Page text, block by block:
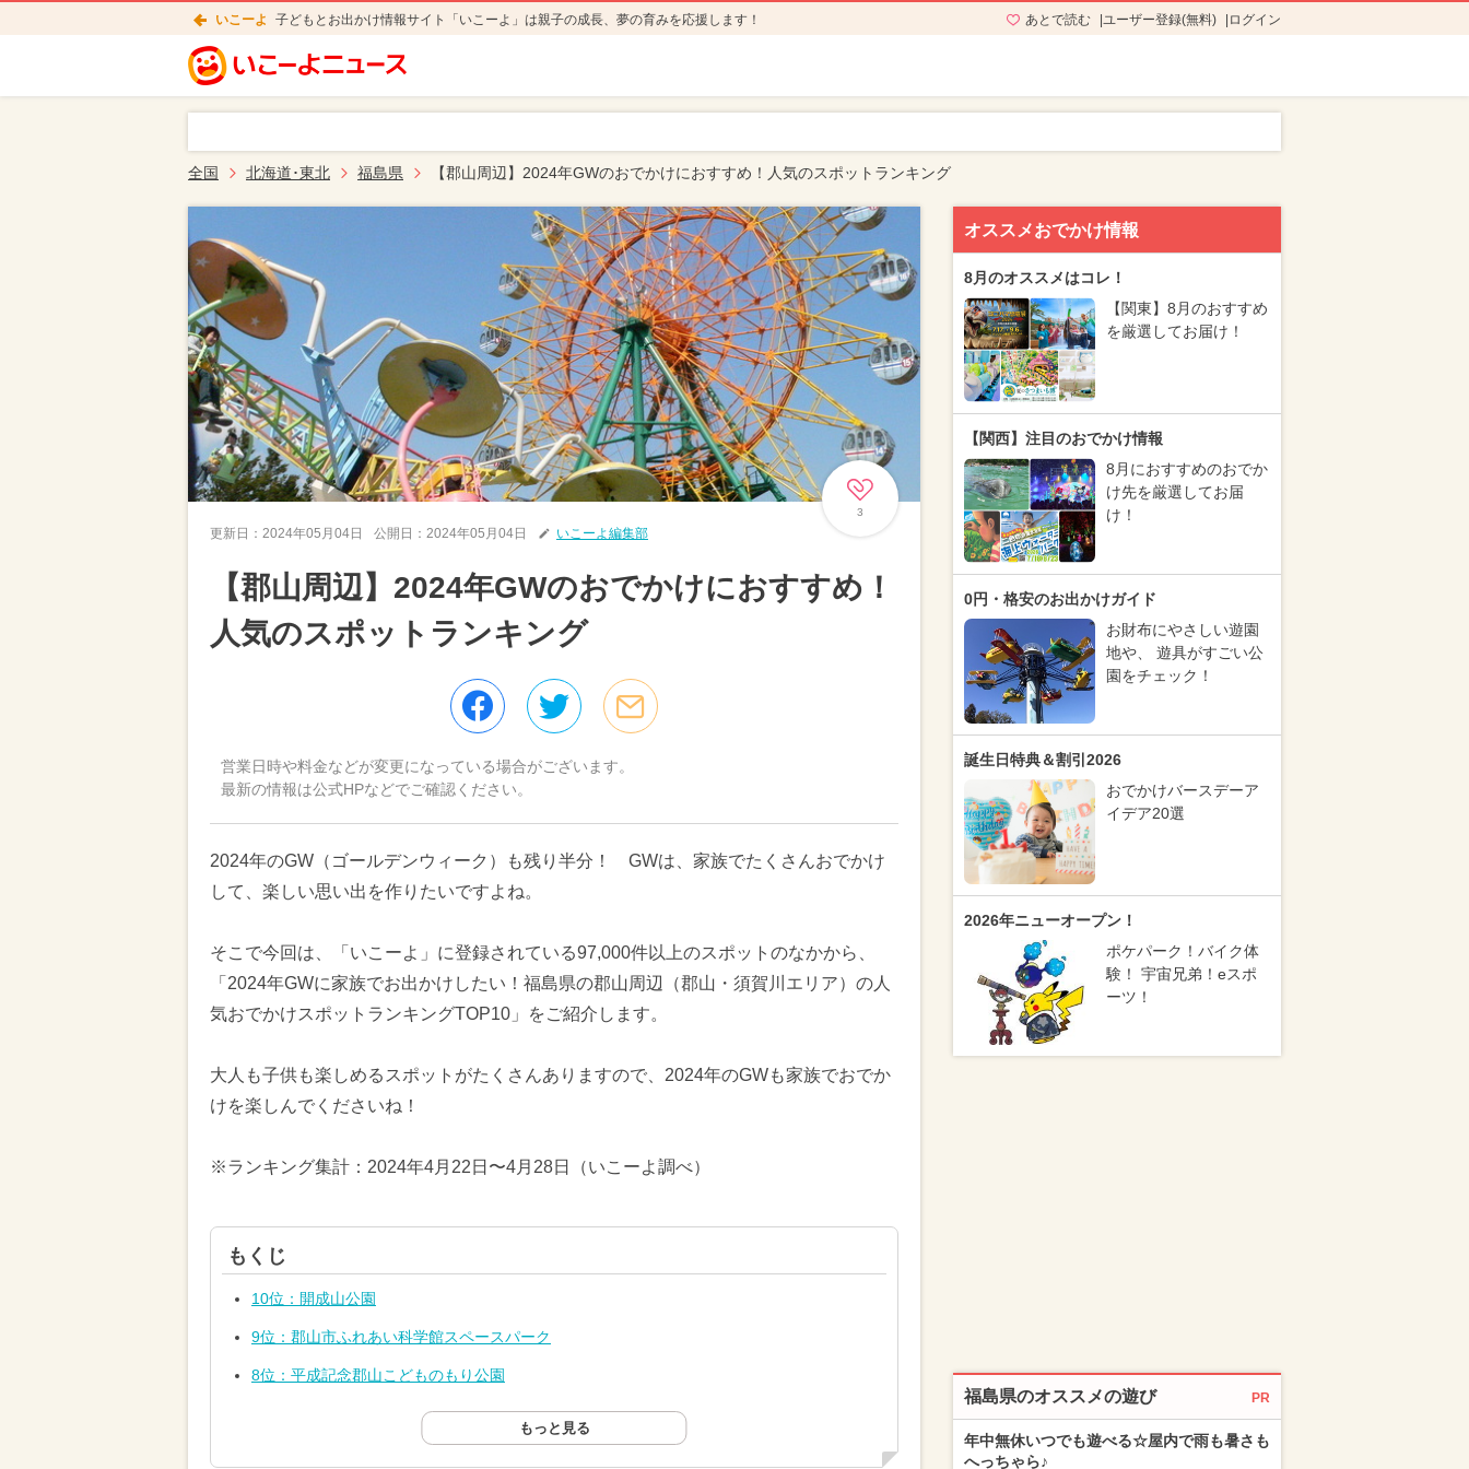
いこーよ 子どもとお出かけ情報サイト「いこーよ」は親子の成長、夢の育みを応援します！ あとで読む ユーザー登録(無料) ログイン
全国 北海道･東北 福島県 【郡山周辺】2024年GWのおでかけにおすすめ！人気のスポットランキング
3
更新日： 2024年05月04日 公開日： 2024年05月04日 いこーよ編集部
【郡山周辺】2024年GWのおでかけにおすすめ！
人気のスポットランキング
営業日時や料金などが変更になっている場合がございます。
最新の情報は公式HPなどでご確認ください。
2024年のGW（ゴールデンウィーク）も残り半分！ GWは、家族でたくさんおでかけ
して、楽しい思い出を作りたいですよね。
そこで今回は、「いこーよ」に登録されている97,000件以上のスポットのなかから、
「2024年GWに家族でお出かけしたい！福島県の郡山周辺（郡山・須賀川エリア）の人
気おでかけスポットランキングTOP10」をご紹介します。
大人も子供も楽しめるスポットがたくさんありますので、2024年のGWも家族でおでか
けを楽しんでくださいね！
※ランキング集計：2024年4月22日〜4月28日（いこーよ調べ）
もくじ
10位：開成山公園
9位：郡山市ふれあい科学館スペースパーク
8位：平成記念郡山こどものもり公園
もっと見る
オススメおでかけ情報
8月のオススメはコレ！
【関東】8月のおすすめ
を厳選してお届け！
【関西】注目のおでかけ情報
8月におすすめのおでか
け先を厳選してお届
け！
0円・格安のお出かけガイド
お財布にやさしい遊園
地や、 遊具がすごい公
園をチェック！
誕生日特典＆割引2026
おでかけバースデーア
イデア20選
2026年ニューオープン！
ポケパーク！バイク体
験！ 宇宙兄弟！eスポ
ーツ！
福島県のオススメの遊び PR
年中無休いつでも遊べる☆屋内で雨も暑さも
へっちゃら♪